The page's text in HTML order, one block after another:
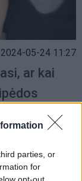
parties, or
for
opt-out
2024-05-24 11:27
ar kai
diena“